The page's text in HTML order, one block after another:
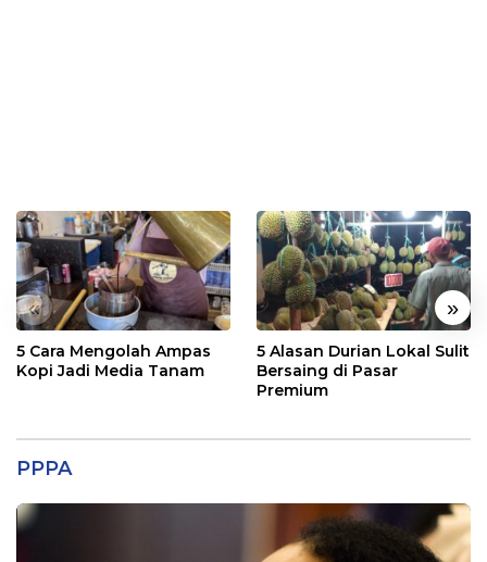
« »
5 Cara Mengolah Ampas
Kopi Jadi Media Tanam
5 Alasan Durian Lokal Sulit
Bersaing di Pasar
Premium
PPPA